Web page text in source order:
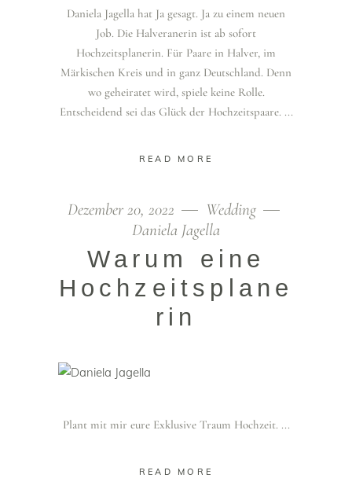
Daniela Jagella hat Ja gesagt. Ja zu einem neuen
Job. Die Halveranerin ist ab sofort
Hochzeitsplanerin. Für Paare in Halver, im
Märkischen Kreis und in ganz Deutschland. Denn
wo geheiratet wird, spiele keine Rolle.
Entscheidend sei das Glück der Hochzeitspaare.
READ MORE
Dezember 20, 2022
Wedding
Daniela Jagella
Warum eine
Hochzeitsplane
rin
Plant mit mir eure Exklusive Traum Hochzeit.
READ MORE